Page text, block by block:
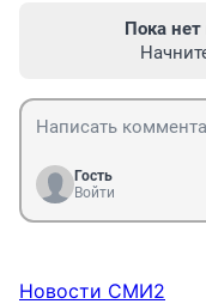
Пока
Гость
Войти
Новости СМИ2